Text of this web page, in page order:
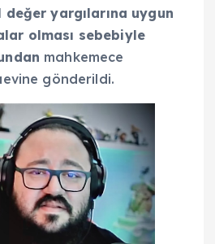
değer yargılarına uygun
olması sebebiyle
mahkemece
gönderildi.